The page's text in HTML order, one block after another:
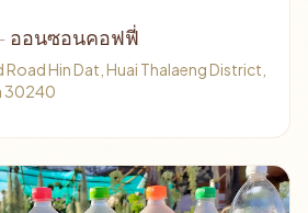
ออนซอนคอฟฟี่
Road Hin Dat, Huai Thalaeng District,
30240